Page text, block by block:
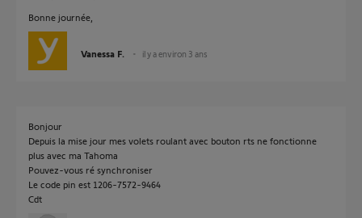
Bonne journée,
Vanessa F. il y a environ 3 ans
Bonjour
Depuis la mise jour mes volets roulant avec bouton rts ne fonctionne
plus avec ma Tahoma
Pouvez-vous ré synchroniser
Le code pin est 1206-7572-9464
Cdt